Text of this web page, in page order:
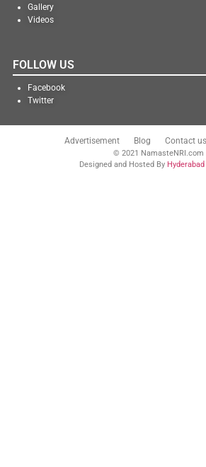
Gallery
Videos
FOLLOW US
Facebook
Twitter
Advertisement Blog Contact us
© 2021 NamasteNRI.com
Designed and Hosted By